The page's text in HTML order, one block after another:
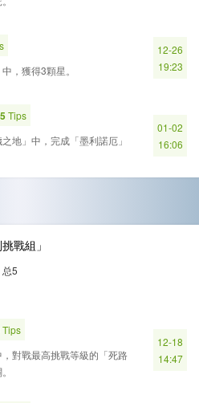
，獲得3顆星。
12-26
19:23
5Tips
地」中，完成「墨利諾厄」
01-02
16:06
戰組」
总5
Tips
對戰最高挑戰等級的「死路
12-18
14:47